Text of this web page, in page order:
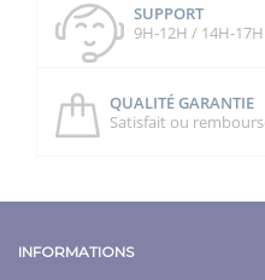
SUPPORT
9H-12H / 14H-17H
QUALITÉ GARANTIE
Satisfait ou
INFORMATIONS